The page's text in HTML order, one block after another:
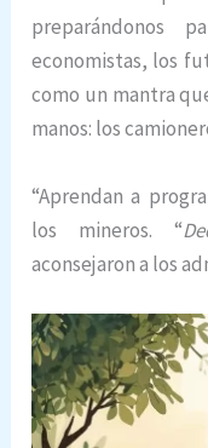
preparándonos
economistas, los
como un mantra
manos: los
“Aprendan a
los mineros. “
aconsejaron a los